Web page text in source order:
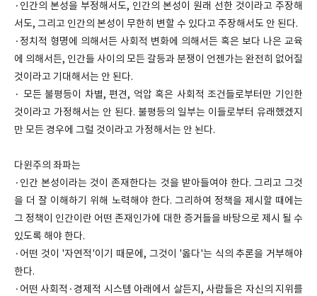
·인간의 본성을 부정해서도, 인간의 본성이 원래 선한 것이라고 주장해
서도, 그리고 인간의 본성이 무한히 변할 수 있다고 주장해서도 안 된다.
·정치적 형명에 의해서든 사회적 변화에 의해서든 혹은 보다 나은 교육
에 의해서든, 인간들 사이의 모든 갈등과 분쟁이 언젠가는 완전히 없어질
것이라고 기대해서는 안 된다.
· 모든 불평등이 차별, 편견, 억압 혹은 사회적 조건들로부터만 기인한
것이라고 가정해서는 안 된다. 불평등의 일부는 이들로부터 유래했겠지
만 모든 경우에 그럴 것이라고 가정해서는 안 뇐다.
다윈주의 좌파는
·인간 본성이라는 것이 존재한다는 것을 받아들여야 한다. 그리고 그것
을 더 잘 이해하기 위해 노력해야 한다. 그리하여 정책을 제시할 때에는
그 정책이 인간이란 어떤 존재인가에 대한 증거들을 바탕으로 제시 될 수
있도록 해야 한다.
·어떤 것이 '자연적'이기 때문에, 그것이 '옳다'는 식의 추론을 거부해야
한다.
·어떤 사회적·경제적 시스템 아래에서 살든지, 사람들은 자신의 지위를